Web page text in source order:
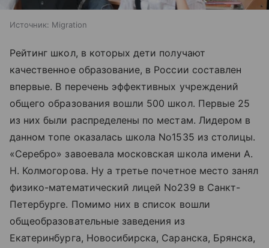
Источник: Migration
Рейтинг школ, в которых дети получают
качественное образование, в России составлен
впервые. В перечень эффективных учреждений
общего образования вошли 500 школ. Первые 25
из них были распределены по местам. Лидером в
данном топе оказалась школа No1535 из столицы.
«Серебро» завоевала московская школа имени А.
Н. Колмогорова. Ну а третье почетное место занял
физико-математический лицей No239 в Санкт-
Петербурге. Помимо них в список вошли
общеобразовательные заведения из
Екатеринбурга, Новосибирска, Саранска, Брянска,